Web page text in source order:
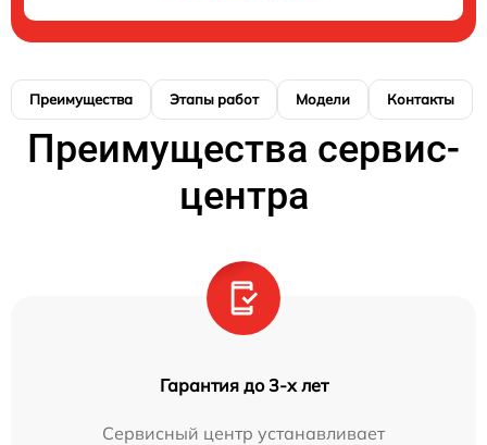
Преимущества Этапы работ Модели Контакты
Преимущества сервис-
центра
Гарантия до 3-х лет
Сервисный центр устанавливает